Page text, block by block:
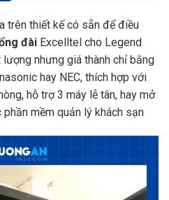
trên thiết kế có sẵn để điều
đài Excelltel cho Legend
nhưng giá thành chỉ bằng
hay NEC, thích hợp với
hỗ trợ 3 máy lễ tân, hay mở
mềm quản lý khách sạn